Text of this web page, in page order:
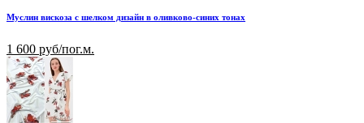
Муслин вискоза с шелком дизайн в оливково-синих тонах
1 600 руб/пог.м.